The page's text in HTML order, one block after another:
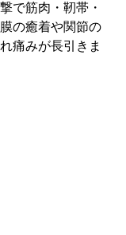
で筋肉・靭帯・
の癒着や関節の
痛みが長引きま